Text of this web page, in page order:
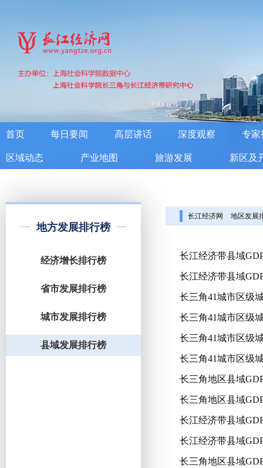
首页 每日要闻 高层讲话 深度观察 专家
区域动态 产业地图 旅游发展 新区及
地方发展排行榜
经济增长排行榜
省市发展排行榜
城市发展排行榜
县域发展排行榜
长江经济网 地区发展
长江经济带县域
长江经济带县域
长三角41城市区级
长三角41城市区级
长三角41城市区级
长三角41城市区级
长三角地区县域
长三角地区县域
长江经济带县域
长江经济带县域
长三角地区县域